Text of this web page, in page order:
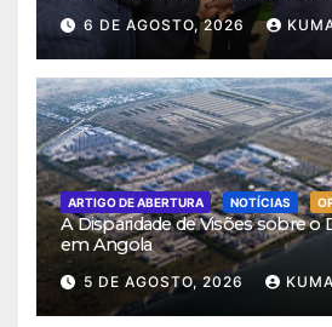
6 DE AGOSTO, 2026
ARTIGO DE ABERTURA NOTÍCIAS
A Disparidade de Visões sobre
em Angola
5 DE AGOSTO, 2026 KUMA